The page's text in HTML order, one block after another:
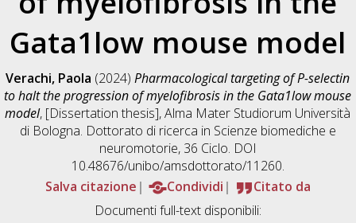
Gata1low mouse model
Verachi, Paola (2024)Pharmacological targeting of P-selectin
to halt the progression of myelofibrosis in the Gata1low mouse
model, [Dissertation thesis], Alma Mater Studiorum Università
di Bologna. Dottorato di ricerca in Scienze biomediche e
neuromotorie, 36 Ciclo. DOI
10.48676/unibo/amsdottorato/11260.
Salva citazione
Condividi
Citato da
Documenti full-text disponibili: